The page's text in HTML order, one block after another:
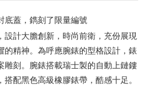
底蓋，鐫刻了限量編號
設計大膽創新，時尚前衛，充份展現
的精神。為呼應腕錶的型格設計，錶
雕刻。腕錶搭載瑞士製的自動上鏈鏤
配黑色高級橡膠錶帶，酷感十足。